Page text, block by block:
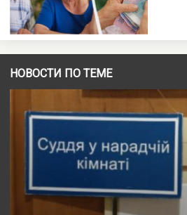
НОВОСТИ ПО ТЕМЕ